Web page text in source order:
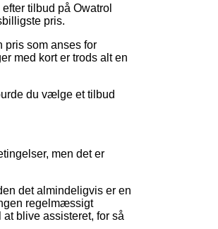
tilbud på Owatrol
pris.
som anses for
med kort er trods alt en
du vælge et tilbud
men det er
det almindeligvis er en
regelmæssigt
blive assisteret, for så